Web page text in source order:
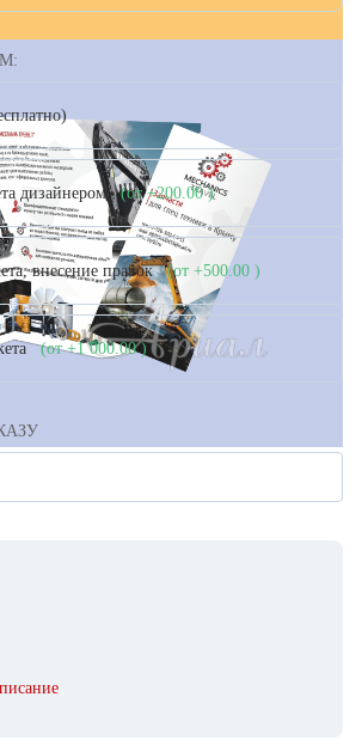
дизайнером (от +200.00)
внесение правок (от +500.00 )
(от +1 000.00)